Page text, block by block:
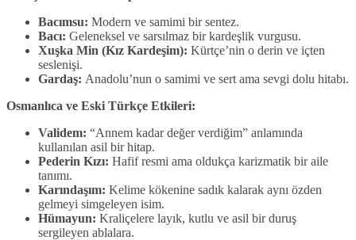
Bacımsu: Modern ve samimi bir sentez.
Bacı: Geleneksel ve sarsılmaz bir kardeşlik vurgusu.
Xuşka Min (Kız Kardeşim): Kürtçe’nin o derin ve içten
seslenişi.
Gardaş: Anadolu’nun o samimi ve sert ama sevgi dolu hitabı.
Osmanlıca ve Eski Türkçe Etkileri:
Validem: “Annem kadar değer verdiğim” anlamında
kullanılan asil bir hitap.
Pederin Kızı: Hafif resmi ama oldukça karizmatik bir aile
tanımı.
Karındaşım: Kelime kökenine sadık kalarak aynı özden
gelmeyi simgeleyen isim.
Hümayun: Kraliçelere layık, kutlu ve asil bir duruş
sergileyen ablalara.